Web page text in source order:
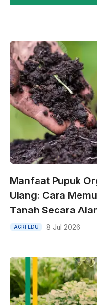
Manfaat Pupuk
Ulang: Cara
Tanah Secara
AGRI EDU 8 Jul 2026